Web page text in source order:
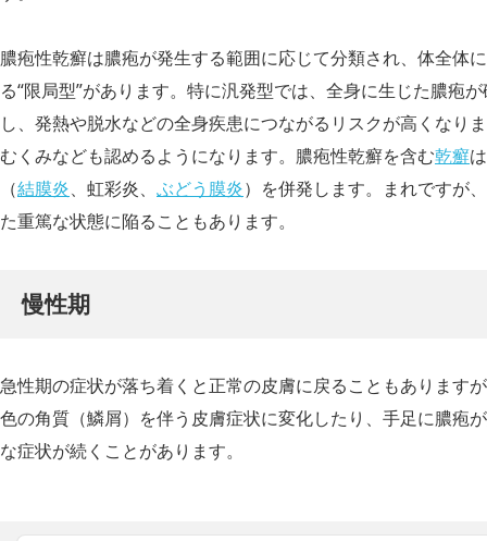
膿疱性乾癬は膿疱が発生する範囲に応じて分類され、体全体
る“限局型”があります。特に汎発型では、全身に生じた膿疱
し、発熱や脱水などの全身疾患につながるリスクが高くなり
むくみなども認めるようになります。膿疱性乾癬を含む乾癬
（結膜炎、虹彩炎、 ぶどう膜炎）を併発します。まれですが
た重篤な状態に陥ることもあります。
慢性期
急性期の症状が落ち着くと正常の皮膚に戻ることもあります
色の角質（鱗屑）を伴う皮膚症状に変化したり、手足に膿疱
な症状が続くことがあります。